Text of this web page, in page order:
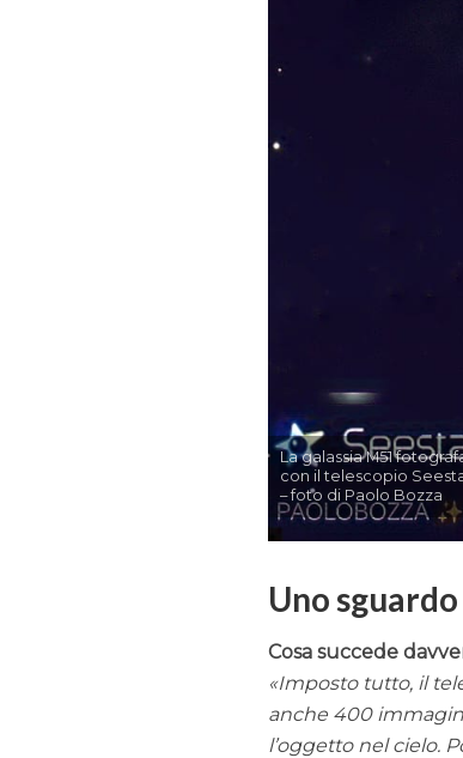
La galassia M51
con il telescopio
– foto di Paolo Bozza
Uno
Cosa succede
Imposto tutto, il
anche 400
l’oggetto nel cielo.